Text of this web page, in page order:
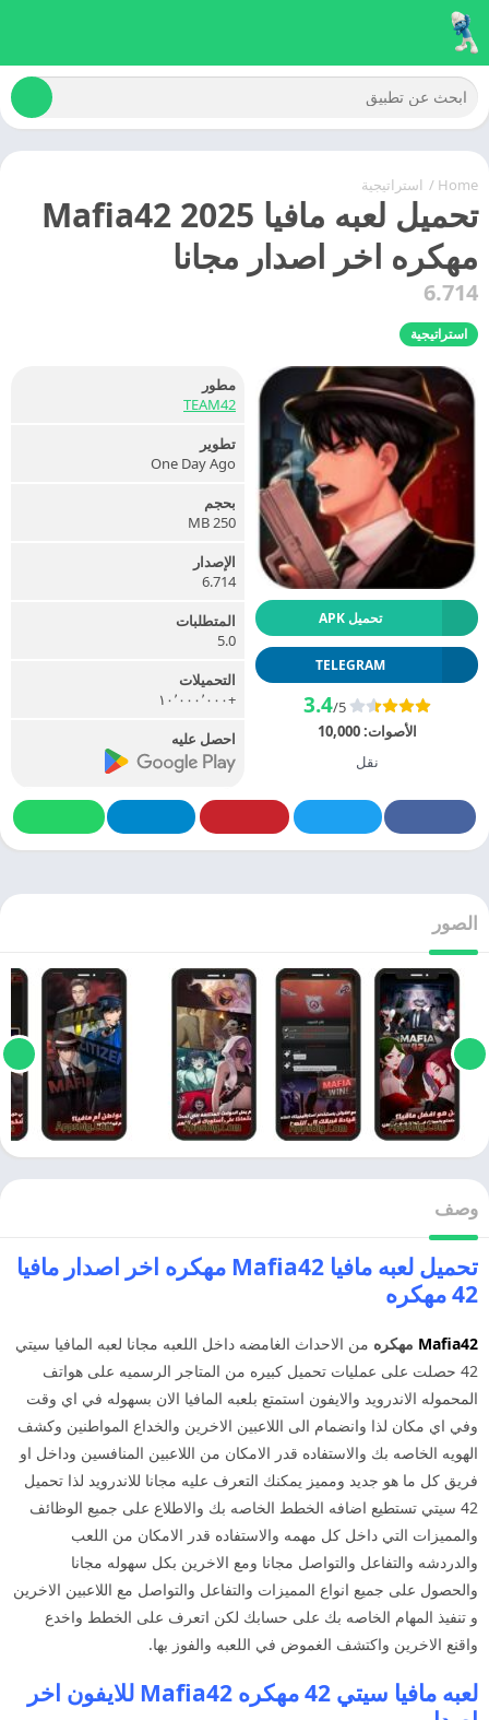
Home
/ استراتيجية
تحميل لعبه مافيا 2025 Mafia42
مهكره اخر اصدار مجانا
6.714
استراتيجية
تحميل APK
TELEGRAM
3.4/5
الأصوات:10,000
نقل
مطور
TEAM42
تطوير
One Day Ago
بحجم
250 MB
الإصدار
6.714
المتطلبات
5.0
التحميلات
+١٠٬٠٠٠٬٠٠٠
احصل عليه
الصور
وصف
تحميل لعبه مافيا Mafia42 مهكره اخر اصدار مافيا
42 مهكره
Mafia42 مهكره من الاحداث الغامضه داخل اللعبه مجانا لعبه المافيا سيتي
42 حصلت على عمليات تحميل كبيره من المتاجر الرسميه على هواتف
المحموله الاندرويد والايفون استمتع بلعبه المافيا الان بسهوله في اي وقت
وفي اي مكان لذا وانضمام الى اللاعبين الاخرين والخداع المواطنين وكشف
الهويه الخاصه بك والاستفاده قدر الامكان من اللاعبين المنافسين وداخل او
فريق كل ما هو جديد ومميز يمكنك التعرف عليه مجانا للاندرويد لذا تحميل
42 سيتي تستطيع اضافه الخطط الخاصه بك والاطلاع على جميع الوظائف
والمميزات التي داخل كل مهمه والاستفاده قدر الامكان من اللعب
والدردشه والتفاعل والتواصل مجانا ومع الاخرين بكل سهوله مجانا
والحصول على جميع انواع المميزات والتفاعل والتواصل مع اللاعبين الاخرين
و تنفيذ المهام الخاصه بك على حسابك لكن اتعرف على الخطط واخدع
واقنع الاخرين واكتشف الغموض في اللعبه والفوز بها.
لعبه مافيا سيتي 42 مهكره Mafia42 للايفون اخر